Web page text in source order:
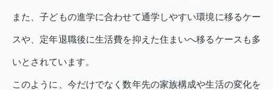
また、子どもの進学に合わせて通学しやすい環境に移るケー
スや、定年退職後に生活費を抑えた住まいへ移るケースも多
いとされています。
このように、今だけでなく数年先の家族構成や生活の変化を